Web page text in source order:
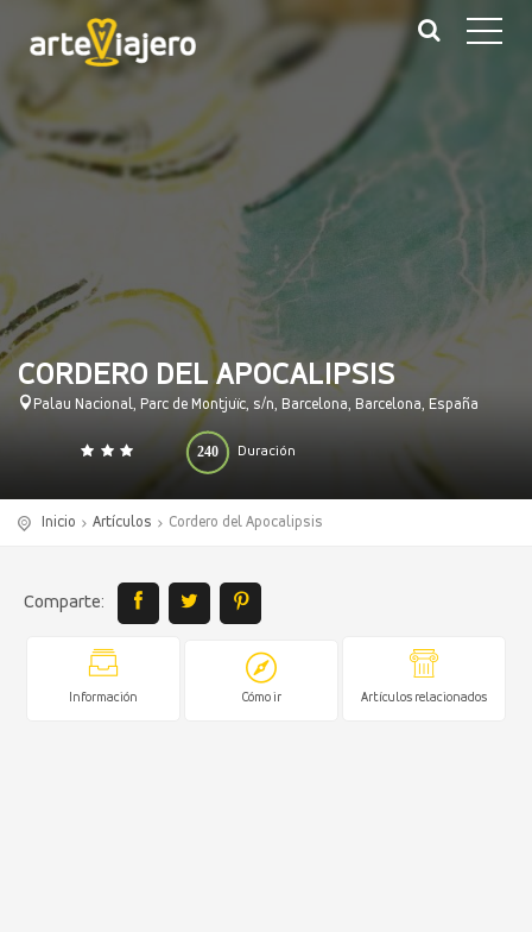
CORDERO DEL APOCALIPSIS
Palau Nacional, Parc de Montjuïc, s/n, Barcelona, Barcelona, España
Duración
240
0 140
Inicio Artículos Cordero del Apocalipsis
Comparte:
Información Cómo ir Artículos relacionados